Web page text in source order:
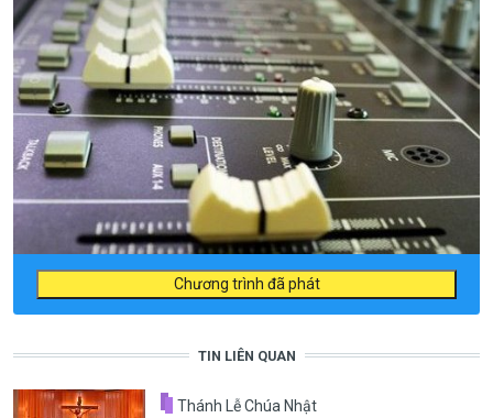
Chương trình đã phát
TIN LIÊN QUAN
Thánh Lễ Chúa Nhật